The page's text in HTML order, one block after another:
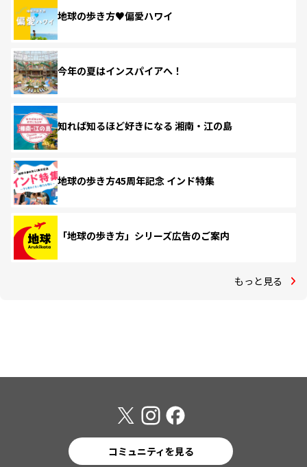
地球の歩き方♥偏愛ハワイ
今年の夏はインスパイアへ！
知れば知るほど好きになる 湘南・江の島
地球の歩き方45周年記念 インド特集
「地球の歩き方」シリーズ広告のご案内
もっと見る
コミュニティを見る